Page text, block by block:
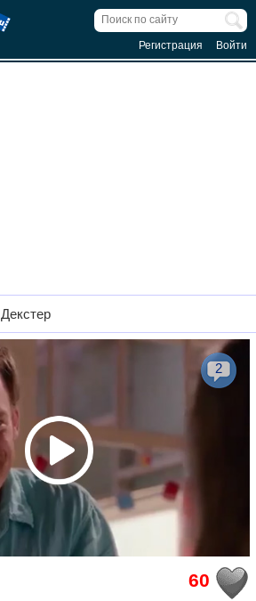
Регистрация Войти
Декстер
2
60